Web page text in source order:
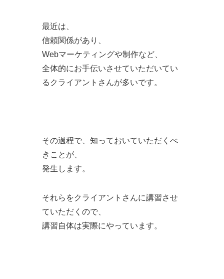
最近は、
信頼関係があり、
Webマーケティングや制作など、
全体的にお手伝いさせていただいてい
るクライアントさんが多いです。
その過程で、知っておいていただくべ
きことが、
発生します。
それらをクライアントさんに講習させ
ていただくので、
講習自体は実際にやっています。